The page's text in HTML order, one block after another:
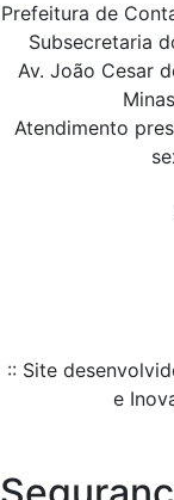
Prefeitura de
Subsecretaria
Av. João Cesar
Atendimento
:: Site
e